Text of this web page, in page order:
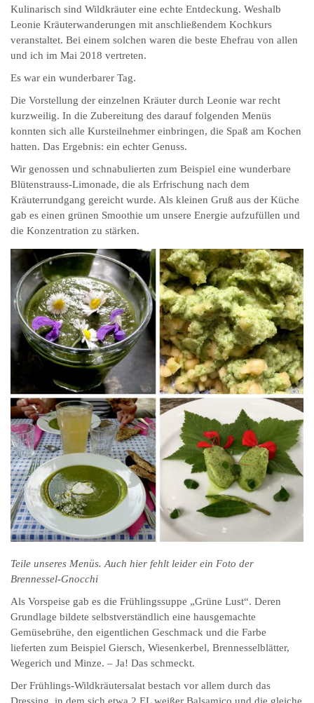
Kulinarisch sind Wildkräuter eine echte Entdeckung. Weshalb
Leonie Kräuterwanderungen mit anschließendem Kochkurs
veranstaltet. Bei einem solchen waren die beste Ehefrau von allen
und ich im Mai 2018 vertreten.
Es war ein wunderbarer Tag.
Die Vorstellung der einzelnen Kräuter durch Leonie war recht
kurzweilig. In die Zubereitung des darauf folgenden Menüs
konnten sich alle Kursteilnehmer einbringen, die Spaß am Kochen
hatten. Das Ergebnis: ein echter Genuss.
Wir genossen und schnabulierten zum Beispiel eine wunderbare
Blütenstrauss-Limonade, die als Erfrischung nach dem
Kräuterrundgang gereicht wurde. Als kleinen Gruß aus der Küche
gab es einen grünen Smoothie um unsere Energie aufzufüllen und
die Konzentration zu stärken.
Teile unseres Menüs. Auch hier fehlt leider ein Foto der
Brennessel-Gnocchi
Als Vorspeise gab es die Frühlingssuppe „Grüne Lust“. Deren
Grundlage bildete selbstverständlich eine hausgemachte
Gemüsebrühe, den eigentlichen Geschmack und die Farbe
lieferten zum Beispiel Giersch, Wiesen­kerbel, Brennessel­blätter,
Wegerich und Minze. – Ja! Das schmeckt.
Der Frühlings-Wildkräutersalat bestach vor allem durch das
Dressing, in dem sich etwa 2 EL weißer Balsamico und die gleiche